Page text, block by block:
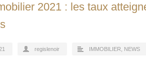
2021 : les taux
regislenoir IMMOBILIER NEWS